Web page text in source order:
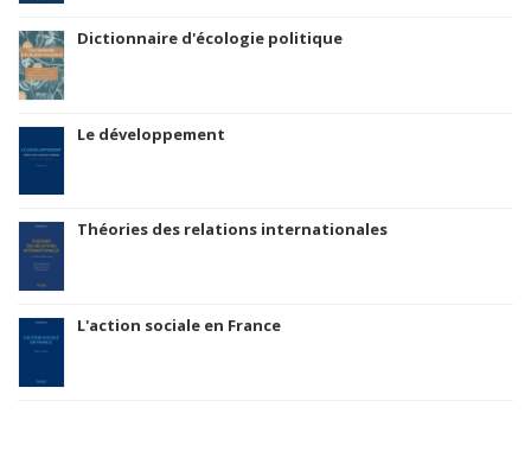
Dictionnaire d'écologie politique
Le développement
Théories des relations internationales
L'action sociale en France